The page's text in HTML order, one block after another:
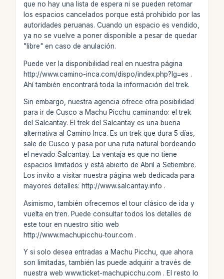
que no hay una lista de espera ni se pueden retomar
los espacios cancelados porque está prohibido por las
autoridades peruanas. Cuando un espacio es vendido,
ya no se vuelve a poner disponible a pesar de quedar
"libre" en caso de anulación.
Puede ver la disponibilidad real en nuestra página
http://www.camino-inca.com/dispo/index.php?lg=es .
Ahí también encontrará toda la información del trek.
Sin embargo, nuestra agencia ofrece otra posibilidad
para ir de Cusco a Machu Picchu caminando: el trek
del Salcantay. El trek del Salcantay es una buena
alternativa al Camino Inca. Es un trek que dura 5 días,
sale de Cusco y pasa por una ruta natural bordeando
el nevado Salcantay. La ventaja es que no tiene
espacios limitados y está abierto de Abril a Setiembre.
Los invito a visitar nuestra página web dedicada para
mayores detalles: http://www.salcantay.info .
Asimismo, también ofrecemos el tour clásico de ida y
vuelta en tren. Puede consultar todos los detalles de
este tour en nuestro sitio web
http://www.machupicchu-tour.com .
Y si solo desea entradas a Machu Picchu, que ahora
son limitadas, también las puede adquirir a través de
nuestra web www.ticket-machupicchu.com . El resto lo